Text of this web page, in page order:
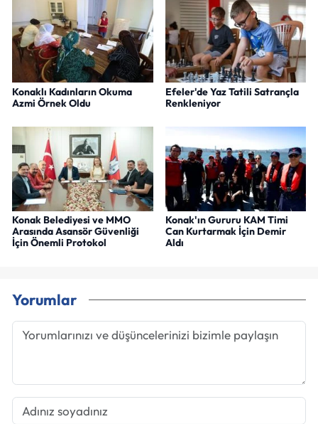
Konaklı Kadınların Okuma
Azmi Örnek Oldu
Efeler'de Yaz Tatili Satrançla
Renkleniyor
Konak Belediyesi ve MMO
Arasında Asansör Güvenliği
İçin Önemli Protokol
Konak'ın Gururu KAM Timi
Can Kurtarmak İçin Demir
Aldı
Yorumlar